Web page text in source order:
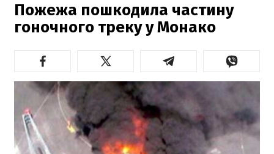
Пожежа пошкодила частину
гоночного треку у Монако